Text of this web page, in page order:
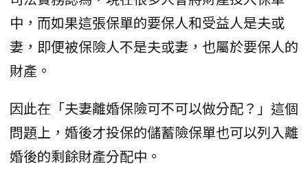
中，而如果這張保單的要保人和受益人是夫或
妻，即便被保險人不是夫或妻，也屬於要保人的
財產。
因此在「夫妻離婚保險可不可以做分配？」這個
問題上，婚後才投保的儲蓄險保單也可以列入離
婚後的剩餘財產分配中。